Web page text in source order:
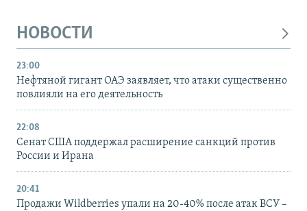
НОВОСТИ
23:00
Нефтяной гигант ОАЭ заявляет, что атаки существенно
повлияли на его деятельность
22:08
Сенат США поддержал расширение санкций против
России и Ирана
20:41
Продажи Wildberries упали на 20-40% после атак ВСУ –